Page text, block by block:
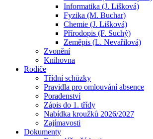
Informatika (J. Lišková)
Fyzika (M. Buchar)
Chemie (J. Lišková)
Přírodopis (F. Suchý)
Zeměpis (L. Nevařilová)
Zvonění
Knihovna
Rodiče
Třídní schůzky
Pravidla pro omlouvání absence
Poradenství
Zápis do 1. třídy
Nabídka kroužků 2026/2027
Zajímavosti
Dokumenty